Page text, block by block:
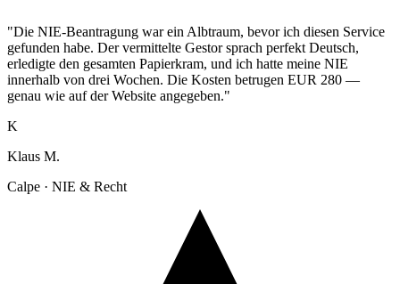
"Die NIE-Beantragung war ein Albtraum, bevor ich diesen Service
gefunden habe. Der vermittelte Gestor sprach perfekt Deutsch,
erledigte den gesamten Papierkram, und ich hatte meine NIE
innerhalb von drei Wochen. Die Kosten betrugen EUR 280 —
genau wie auf der Website angegeben."
K
Klaus M.
Calpe · NIE & Recht